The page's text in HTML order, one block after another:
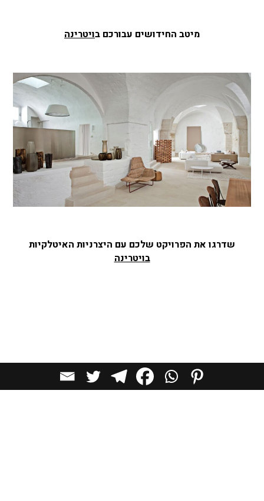
מיטב החידושים עבורכם בויטרינה
שדרגו את הפרויקט שלכם עם היצרניות האיטלקיות
בויטרינה
לכל הכתבות בקטגוריית בתים יפים